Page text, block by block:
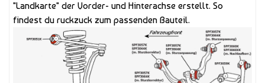
"Landkarte" der Vorder- und Hinterachse erstellt. So
findest du ruckzuck zum passenden Bauteil.